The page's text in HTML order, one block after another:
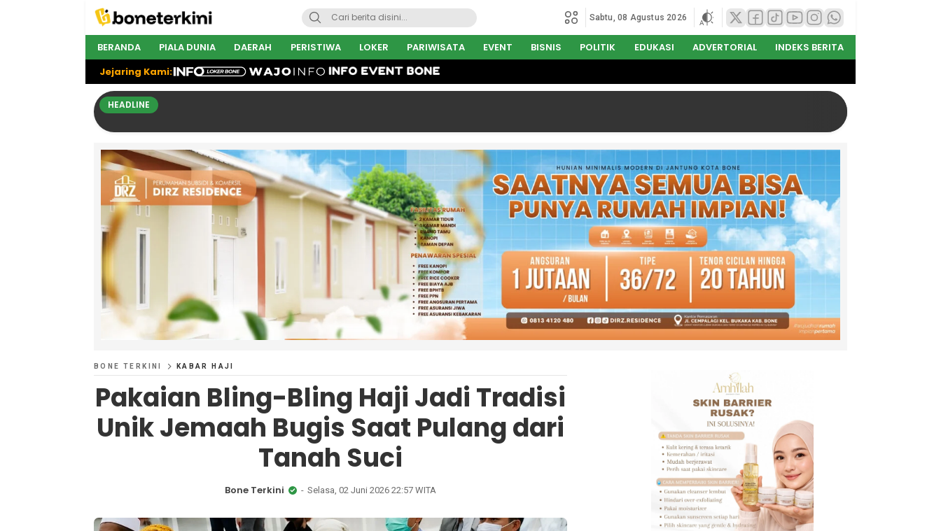
Sabtu, 08 Agustus 2026
BERANDA PIALA DUNIA DAERAH PERISTIWA LOKER PARIWISATA EVENT BISNIS POLITIK EDUKASI ADVERTORIAL
INDEKS BERITA
Jejaring Kami:
HEADLINE
BONE TERKINI KABAR HAJI
Pakaian Bling-Bling Haji Jadi Tradisi
Unik Jemaah Bugis Saat Pulang dari
Tanah Suci
Bone Terkini Selasa, 02 Juni 2026 22:57 WITA